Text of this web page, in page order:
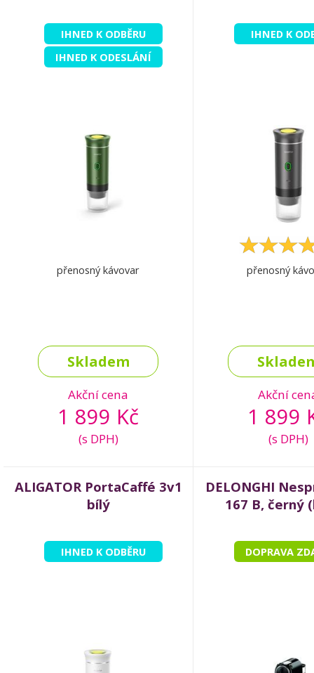
IHNED K ODBĚRU
IHNED K ODESLÁNÍ
přenosný kávovar
Skladem
Akční cena
1 899 Kč
(s DPH)
IHNED K
přenosný
Akční
1 899
(s DPH)
ALIGATOR PortaCaffé 3v1
bílý
IHNED K ODBĚRU
DELONGHI
167 B, černý
DOPRAVA